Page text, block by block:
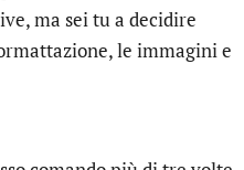
ma sei tu a decidire
le immagini e